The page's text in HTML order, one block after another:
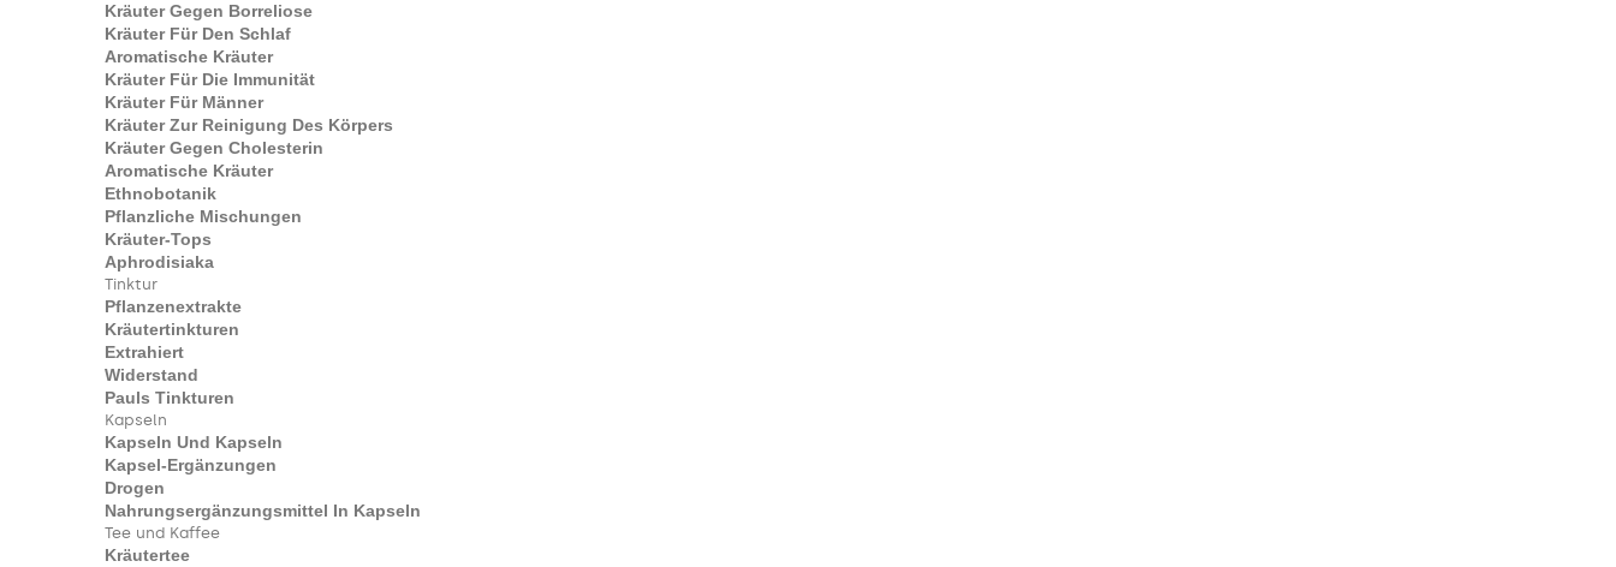
Kräuter Gegen Borreliose
Kräuter Für Den Schlaf
Aromatische Kräuter
Kräuter Für Die Immunität
Kräuter Für Männer
Kräuter Zur Reinigung Des Körpers
Kräuter Gegen Cholesterin
Aromatische Kräuter
Ethnobotanik
Pflanzliche Mischungen
Kräuter-Tops
Aphrodisiaka
Tinktur
Pflanzenextrakte
Kräutertinkturen
Extrahiert
Widerstand
Pauls Tinkturen
Kapseln
Kapseln Und Kapseln
Kapsel-Ergänzungen
Drogen
Nahrungsergänzungsmittel In Kapseln
Tee und Kaffee
Kräutertee